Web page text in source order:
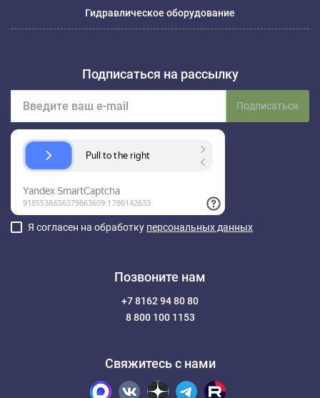
Гидравлическое оборудование
Подписаться на рассылку
Подписаться
Я согласен на обработку персональных данных
Позвоните нам
+7 8162 94 80 80
8 800 100 1153
Свяжитесь с нами